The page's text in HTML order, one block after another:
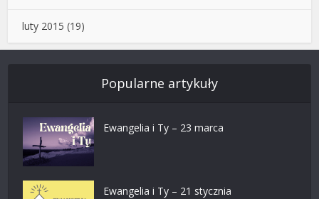
luty 2015 (19)
Popularne artykuły
Ewangelia i Ty – 23 marca
Ewangelia i Ty – 21 stycznia